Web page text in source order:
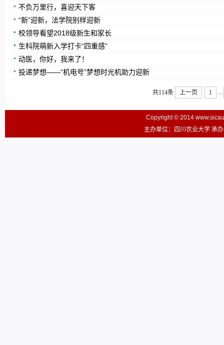
不负万里行，喜迎天下客
“新”迎新，法学院别样迎新
校领导看望2018级新生和家长
生科院萌新入学打卡“四重感”
动医，你好，我来了！
投递梦想——“机电号”梦想时光机助力迎新
共114条 上一页 1
Copyright © 2014
主办单位：四川农业大学 承